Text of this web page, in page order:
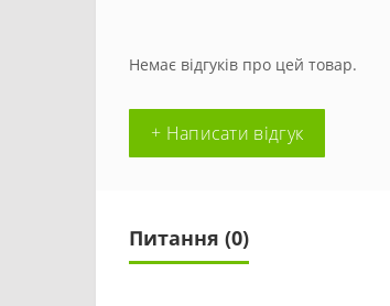
Немає відгуків про цей товар.
+ Написати відгук
Питання (0)